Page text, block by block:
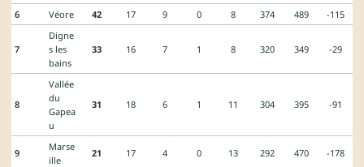
6 Véore 42 17 9 0 8 374 489 -115
7
Digne
s les
bains
33 16 7 1 8 320 349 -29
8
Vallée
du
Gapea
u
31 18 6 1 11 304 395 -91
9
Marse
ille
21 17 4 0 13 292 470 -178